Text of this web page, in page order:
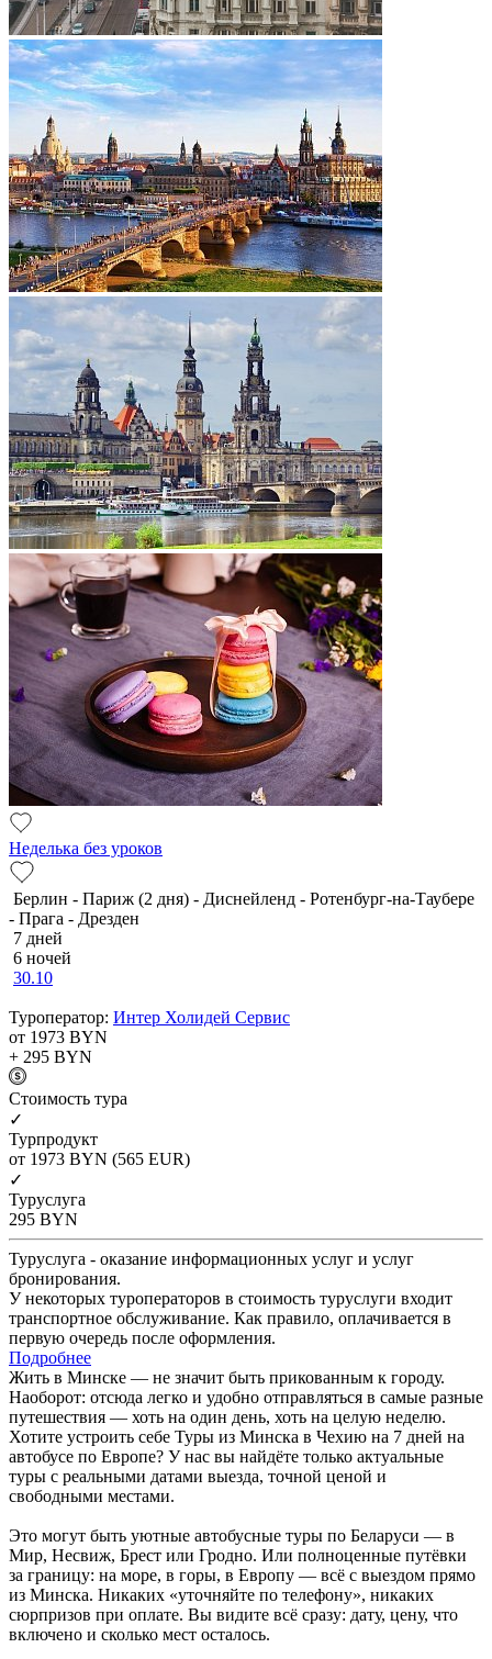
Неделька без уроков
Берлин - Париж (2 дня) - Диснейленд - Ротенбург-на-Таубере
- Прага - Дрезден
7 дней
6 ночей
30.10
Туроператор: Интер Холидей Сервис
от 1973 BYN
+ 295 BYN
Cтоимость тура
✓
Турпродукт
от 1973 BYN (565 EUR)
✓
Туруслуга
295 BYN
Туруслуга - оказание информационных услуг и услуг
бронирования.
У некоторых туроператоров в стоимость туруслуги входит
транспортное обслуживание. Как правило, оплачивается в
первую очередь после оформления.
Подробнее
Жить в Минске — не значит быть прикованным к городу.
Наоборот: отсюда легко и удобно отправляться в самые разные
путешествия — хоть на один день, хоть на целую неделю.
Хотите устроить себе Туры из Минска в Чехию на 7 дней на
автобусе по Европе? У нас вы найдёте только актуальные
туры с реальными датами выезда, точной ценой и
свободными местами.
Это могут быть уютные автобусные туры по Беларуси — в
Мир, Несвиж, Брест или Гродно. Или полноценные путёвки
за границу: на море, в горы, в Европу — всё с выездом прямо
из Минска. Никаких «уточняйте по телефону», никаких
сюрпризов при оплате. Вы видите всё сразу: дату, цену, что
включено и сколько мест осталось.